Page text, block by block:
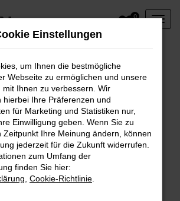
0
Error
ein Fehler aufgetreten.
Tipps, die dir helfen können:
Firewall und deine
Webseiten, zum Beispiel deine
Einstellungen
um Ihnen die bestmögliche
Webseite zu ermöglichen und unsere
mit Ihnen zu verbessern. Wir
hierbei Ihre Präferenzen und
für Marketing und Statistiken nur,
Einwilligung geben. Wenn Sie zu
Zeitpunkt Ihre Meinung ändern, können
jederzeit für die Zukunft widerrufen.
zum Umfang der
finden Sie hier:
Cookie-Richtlinie